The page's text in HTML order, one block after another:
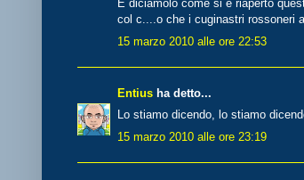
E diciamolo come si è riaperto
col c....o che i cuginastri rossoneri
15 marzo 2010 alle ore 22:53
Entius ha detto...
Lo stiamo dicendo, lo stiamo
15 marzo 2010 alle ore 23:19